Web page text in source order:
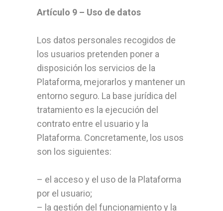
Artículo 9 – Uso de datos
Los datos personales recogidos de
los usuarios pretenden poner a
disposición los servicios de la
Plataforma, mejorarlos y mantener un
entorno seguro. La base jurídica del
tratamiento es la ejecución del
contrato entre el usuario y la
Plataforma. Concretamente, los usos
son los siguientes:
– el acceso y el uso de la Plataforma
por el usuario;
– la gestión del funcionamiento y la